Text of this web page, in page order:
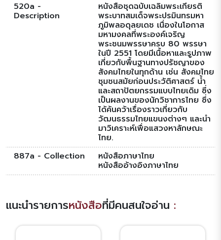
520a -
Description
หนังสือชุดฉบับเฉลิมพระเกียรติ
พระบาทสมเด็จพระปรมินทรมหา
ภูมิพลอดุลยเดช เนื่องในโอกาส
มหามงคลที่พระองค์เจริญ
พระชนมพรรษาครบ 80 พรรษา
ในปี 2551 โดยมีเนื้อหาและรูปภาพ
เกี่ยวกับพื้นฐานทางปรัชญาของ
สังคมไทยในทุกด้าน เช่น สังคมไทย
ชุมชนสมัยก่อนประวัติศาสตร์ น้ำ
และสถาปัตยกรรมแบบไทยเดิม ซึ่ง
เป็นผลงานของนักวิชาการไทย ซึ่ง
ได้ค้นคว้าเรื่องราวเกี่ยวกับ
วัฒนธรรมไทยแขนงต่างๆ และนำ
มาวิเคราะห์เพื่อแสวงหาลักษณะ
ไทย.
887a - Collection
หนังสือภาษาไทย
หนังสืออ้างอิงภาษาไทย
แนะนำรายการหนังสือที่มีคนสนใจอ่าน :